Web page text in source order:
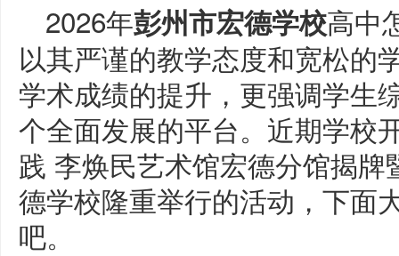
2026年彭州市宏德学校高中
以其严谨的教学态度和宽松的
学术成绩的提升，更强调学生
个全面发展的平台。近期学校
践 李焕民艺术馆宏德分馆揭
德学校隆重举行的活动，下面
吧。